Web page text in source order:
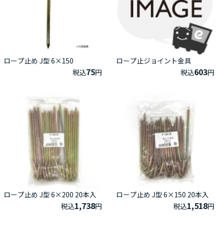
ロープ止め J型 6×150
税込75円
ロープ止ジョイント金具
税込603円
ロープ止め J型 6×200 20本入
税込1,738円
ロープ止め J型 6×150 20本入
税込1,518円